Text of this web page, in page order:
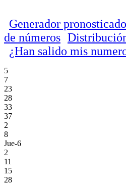
Generador
de números
¿Han salido mis
5
7
23
28
33
37
2
8
Jue-6
2
11
15
28